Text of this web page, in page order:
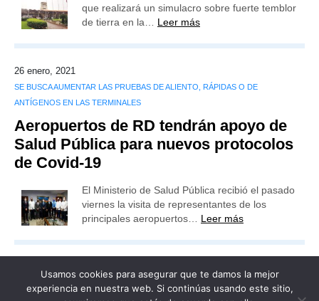
que realizará un simulacro sobre fuerte temblor
de tierra en la… Leer más
26 enero, 2021
SE BUSCA AUMENTAR LAS PRUEBAS DE ALIENTO, RÁPIDAS O DE
ANTÍGENOS EN LAS TERMINALES
Aeropuertos de RD tendrán apoyo de
Salud Pública para nuevos protocolos
de Covid-19
El Ministerio de Salud Pública recibió el pasado
viernes la visita de representantes de los
principales aeropuertos… Leer más
Usamos cookies para asegurar que te damos la mejor
experiencia en nuestra web. Si continúas usando este sitio,